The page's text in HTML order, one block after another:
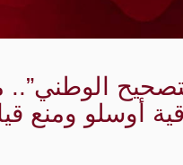
#النسائية
الجديد "مجد" ينظمان
الإحتلال المتواصل
الوطني”..
أوسلو ومنع